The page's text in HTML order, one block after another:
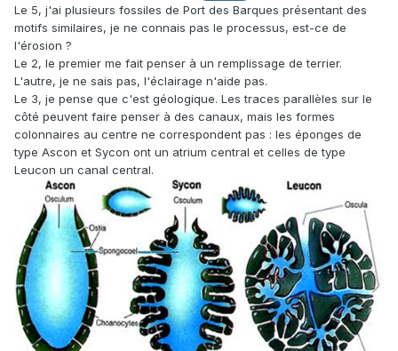
Le 5, j'ai plusieurs fossiles de Port des Barques présentant des
motifs similaires, je ne connais pas le processus, est-ce de
l'érosion ?
Le 2, le premier me fait penser à un remplissage de terrier.
L'autre, je ne sais pas, l'éclairage n'aide pas.
Le 3, je pense que c'est géologique. Les traces parallèles sur le
côté peuvent faire penser à des canaux, mais les formes
colonnaires au centre ne correspondent pas : les éponges de
type Ascon et Sycon ont un atrium central et celles de type
Leucon un canal central.